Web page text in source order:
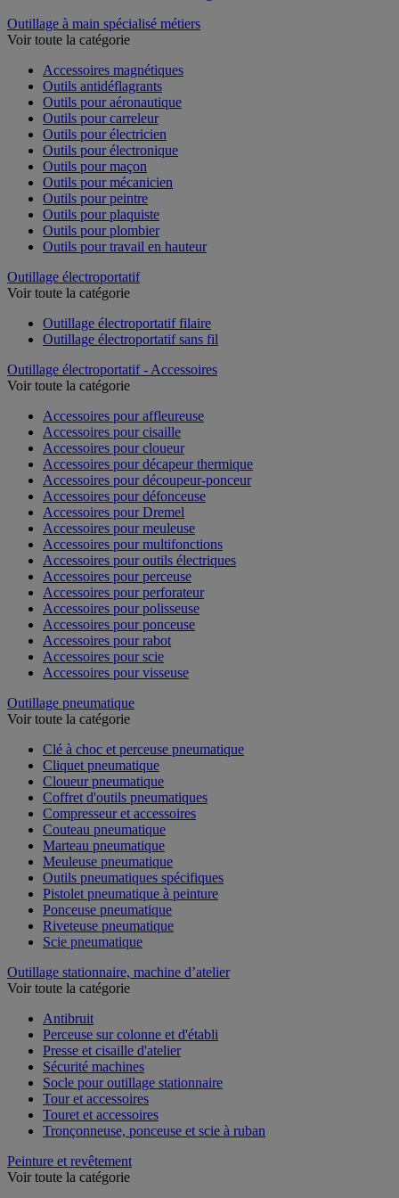
Outillage à main spécialisé métiers
Voir toute la catégorie
Accessoires magnétiques
Outils antidéflagrants
Outils pour aéronautique
Outils pour carreleur
Outils pour électricien
Outils pour électronique
Outils pour maçon
Outils pour mécanicien
Outils pour peintre
Outils pour plaquiste
Outils pour plombier
Outils pour travail en hauteur
Outillage électroportatif
Voir toute la catégorie
Outillage électroportatif filaire
Outillage électroportatif sans fil
Outillage électroportatif - Accessoires
Voir toute la catégorie
Accessoires pour affleureuse
Accessoires pour cisaille
Accessoires pour cloueur
Accessoires pour décapeur thermique
Accessoires pour découpeur-ponceur
Accessoires pour défonceuse
Accessoires pour Dremel
Accessoires pour meuleuse
Accessoires pour multifonctions
Accessoires pour outils électriques
Accessoires pour perceuse
Accessoires pour perforateur
Accessoires pour polisseuse
Accessoires pour ponceuse
Accessoires pour rabot
Accessoires pour scie
Accessoires pour visseuse
Outillage pneumatique
Voir toute la catégorie
Clé à choc et perceuse pneumatique
Cliquet pneumatique
Cloueur pneumatique
Coffret d'outils pneumatiques
Compresseur et accessoires
Couteau pneumatique
Marteau pneumatique
Meuleuse pneumatique
Outils pneumatiques spécifiques
Pistolet pneumatique à peinture
Ponceuse pneumatique
Riveteuse pneumatique
Scie pneumatique
Outillage stationnaire, machine d’atelier
Voir toute la catégorie
Antibruit
Perceuse sur colonne et d'établi
Presse et cisaille d'atelier
Sécurité machines
Socle pour outillage stationnaire
Tour et accessoires
Touret et accessoires
Tronçonneuse, ponceuse et scie à ruban
Peinture et revêtement
Voir toute la catégorie